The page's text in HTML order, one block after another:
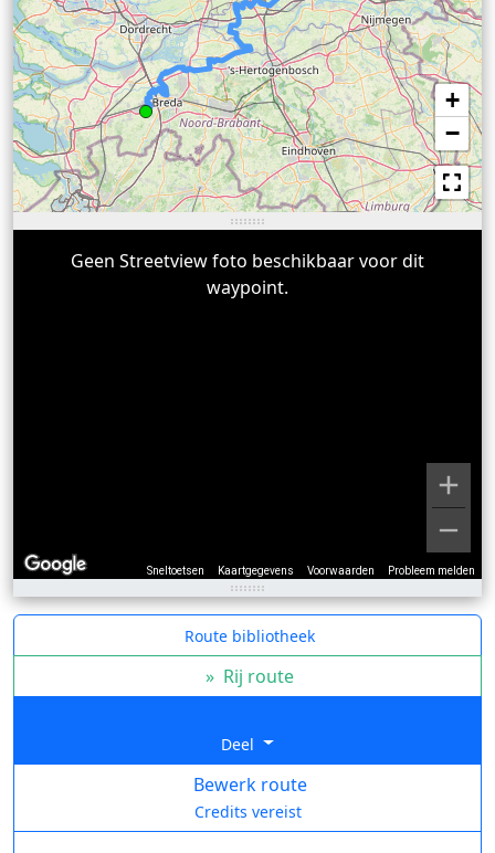
+
−
Sneltoetsen Kaartgegevens Voorwaarden Probleem melden
Geen Streetview foto beschikbaar voor dit
waypoint.
Route bibliotheek
» Rij route
Deel
Bewerk route
Credits vereist